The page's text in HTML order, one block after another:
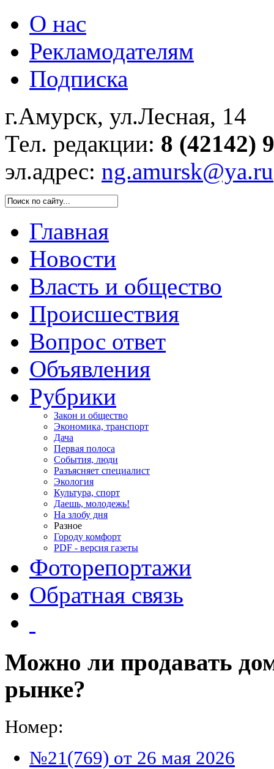
О нас
Рекламодателям
Подписка
г.Амурск, ул.Лесная, 14
Тел. редакции: 8 (42142)
эл.адрес: ng.amursk@ya.ru
Главная
Новости
Власть и общество
Происшествия
Вопрос ответ
Объявления
Рубрики
Закон и общество
Экономика, транспорт
Дача
Первая полоса
События, люди
Разъясняет специалист
Экология
Культура, спорт
Даешь, молодежь!
На злобу дня
Разное
Городу комфорт
PDF - версия газеты
Фоторепортажи
Обратная связь
Можно ли продавать
рынке?
Номер:
№21(769) от 26 мая 2026